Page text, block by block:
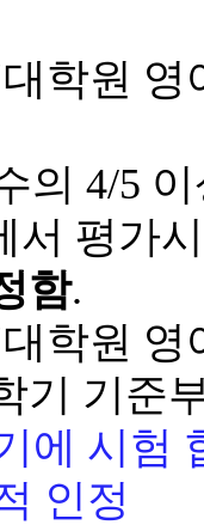
대학원 영
의 4/5
서 평가
함.
대학원 영
기 기준
에 시험
인정